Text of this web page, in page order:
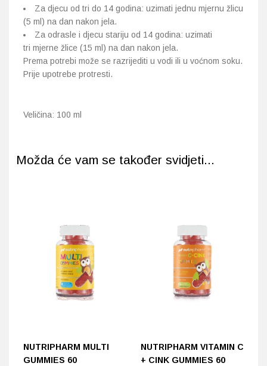
Za djecu od tri do 14 godina: uzimati jednu mjernu žlicu
(5 ml) na dan nakon jela.
Za odrasle i djecu stariju od 14 godina: uzimati
tri mjerne žlice (15 ml) na dan nakon jela.
Prema potrebi može se razrijediti u vodi ili u voćnom soku.
Prije upotrebe protresti.
Veličina: 100 ml
Možda će vam se također svidjeti...
NUTRIPHARM MULTI
GUMMIES 60
NUTRIPHARM VITAMIN C
+ CINK GUMMIES 60